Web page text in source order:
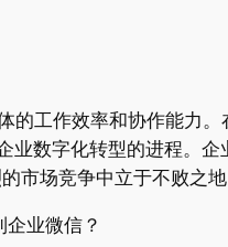
工作效率和协作能力
数字化转型的进程。
市场竞争中立于不败之地